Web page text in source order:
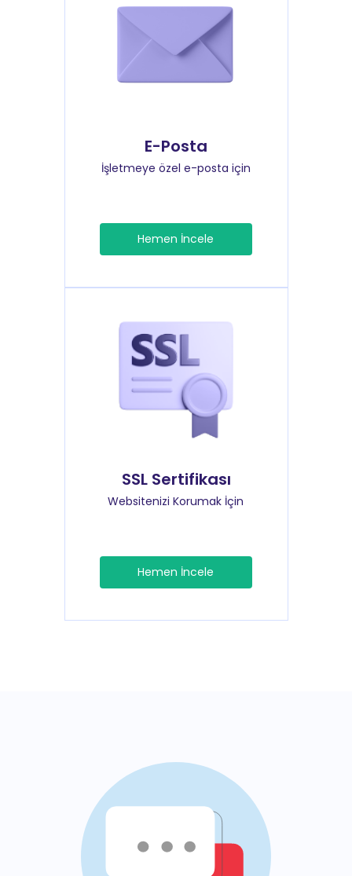
E-Posta
İşletmeye özel e-posta için
Hemen İncele
SSL Sertifikası
Websitenizi Korumak İçin
Hemen İncele